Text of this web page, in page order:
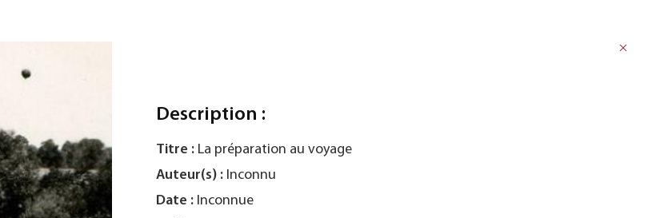
Description :
Titre : La préparation au voyage
Auteur(s) : Inconnu
Date : Inconnue